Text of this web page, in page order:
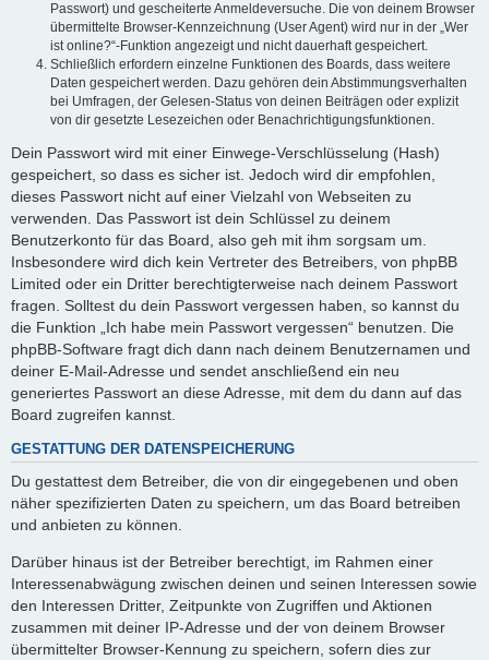
Passwort) und gescheiterte Anmeldeversuche. Die von deinem Browser
übermittelte Browser-Kennzeichnung (User Agent) wird nur in der „Wer
ist online?“-Funktion angezeigt und nicht dauerhaft gespeichert.
Schließlich erfordern einzelne Funktionen des Boards, dass weitere
Daten gespeichert werden. Dazu gehören dein Abstimmungsverhalten
bei Umfragen, der Gelesen-Status von deinen Beiträgen oder explizit
von dir gesetzte Lesezeichen oder Benachrichtigungsfunktionen.
Dein Passwort wird mit einer Einwege-Verschlüsselung (Hash)
gespeichert, so dass es sicher ist. Jedoch wird dir empfohlen,
dieses Passwort nicht auf einer Vielzahl von Webseiten zu
verwenden. Das Passwort ist dein Schlüssel zu deinem
Benutzerkonto für das Board, also geh mit ihm sorgsam um.
Insbesondere wird dich kein Vertreter des Betreibers, von phpBB
Limited oder ein Dritter berechtigterweise nach deinem Passwort
fragen. Solltest du dein Passwort vergessen haben, so kannst du
die Funktion „Ich habe mein Passwort vergessen“ benutzen. Die
phpBB-Software fragt dich dann nach deinem Benutzernamen und
deiner E-Mail-Adresse und sendet anschließend ein neu
generiertes Passwort an diese Adresse, mit dem du dann auf das
Board zugreifen kannst.
GESTATTUNG DER DATENSPEICHERUNG
Du gestattest dem Betreiber, die von dir eingegebenen und oben
näher spezifizierten Daten zu speichern, um das Board betreiben
und anbieten zu können.
Darüber hinaus ist der Betreiber berechtigt, im Rahmen einer
Interessenabwägung zwischen deinen und seinen Interessen sowie
den Interessen Dritter, Zeitpunkte von Zugriffen und Aktionen
zusammen mit deiner IP-Adresse und der von deinem Browser
übermittelter Browser-Kennung zu speichern, sofern dies zur